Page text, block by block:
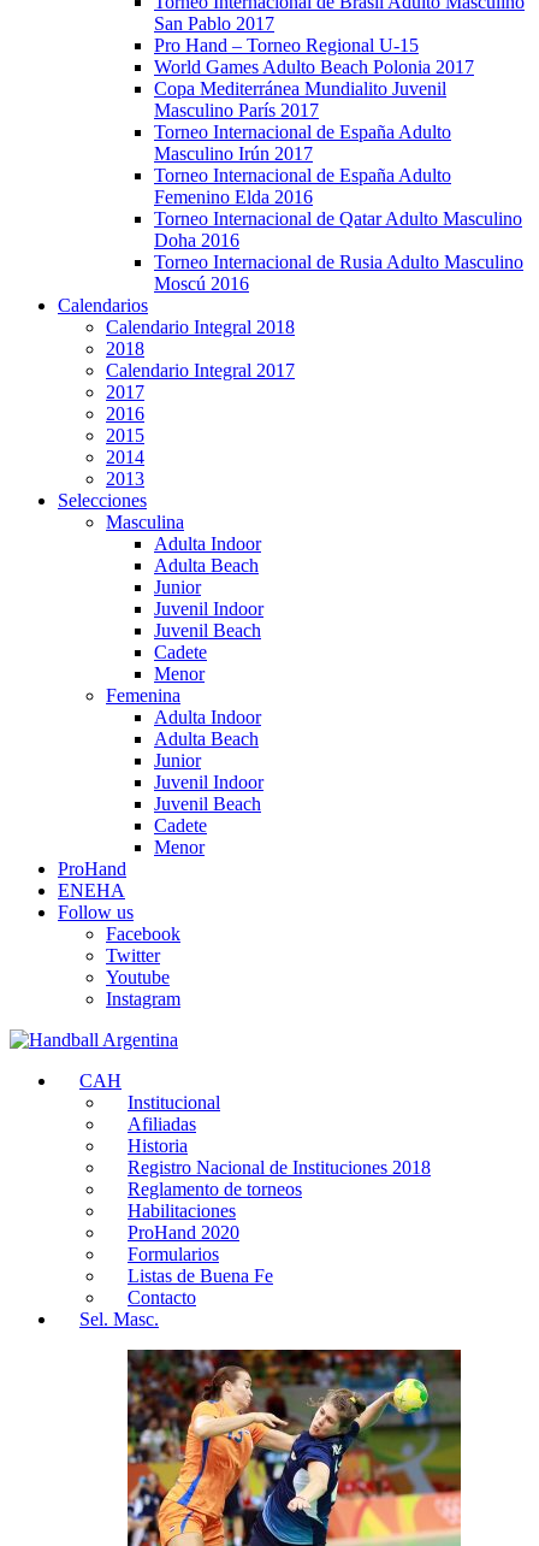
San Pablo 2017
Pro Hand – Torneo Regional U-15
World Games Adulto Beach Polonia 2017
Copa Mediterránea Mundialito Juvenil
Masculino París 2017
Torneo Internacional de España Adulto
Masculino Irún 2017
Torneo Internacional de España Adulto
Femenino Elda 2016
Torneo Internacional de Qatar Adulto Masculino
Doha 2016
Torneo Internacional de Rusia Adulto Masculino
Moscú 2016
Calendarios
Calendario Integral 2018
2018
Calendario Integral 2017
2017
2016
2015
2014
2013
Selecciones
Masculina
Adulta Indoor
Adulta Beach
Junior
Juvenil Indoor
Juvenil Beach
Cadete
Menor
Femenina
Adulta Indoor
Adulta Beach
Junior
Juvenil Indoor
Juvenil Beach
Cadete
Menor
ProHand
ENEHA
Follow us
Facebook
Twitter
Youtube
Instagram
CAH
Institucional
Afiliadas
Historia
Registro Nacional de Instituciones 2018
Reglamento de torneos
Habilitaciones
ProHand 2020
Formularios
Listas de Buena Fe
Contacto
Sel. Masc.